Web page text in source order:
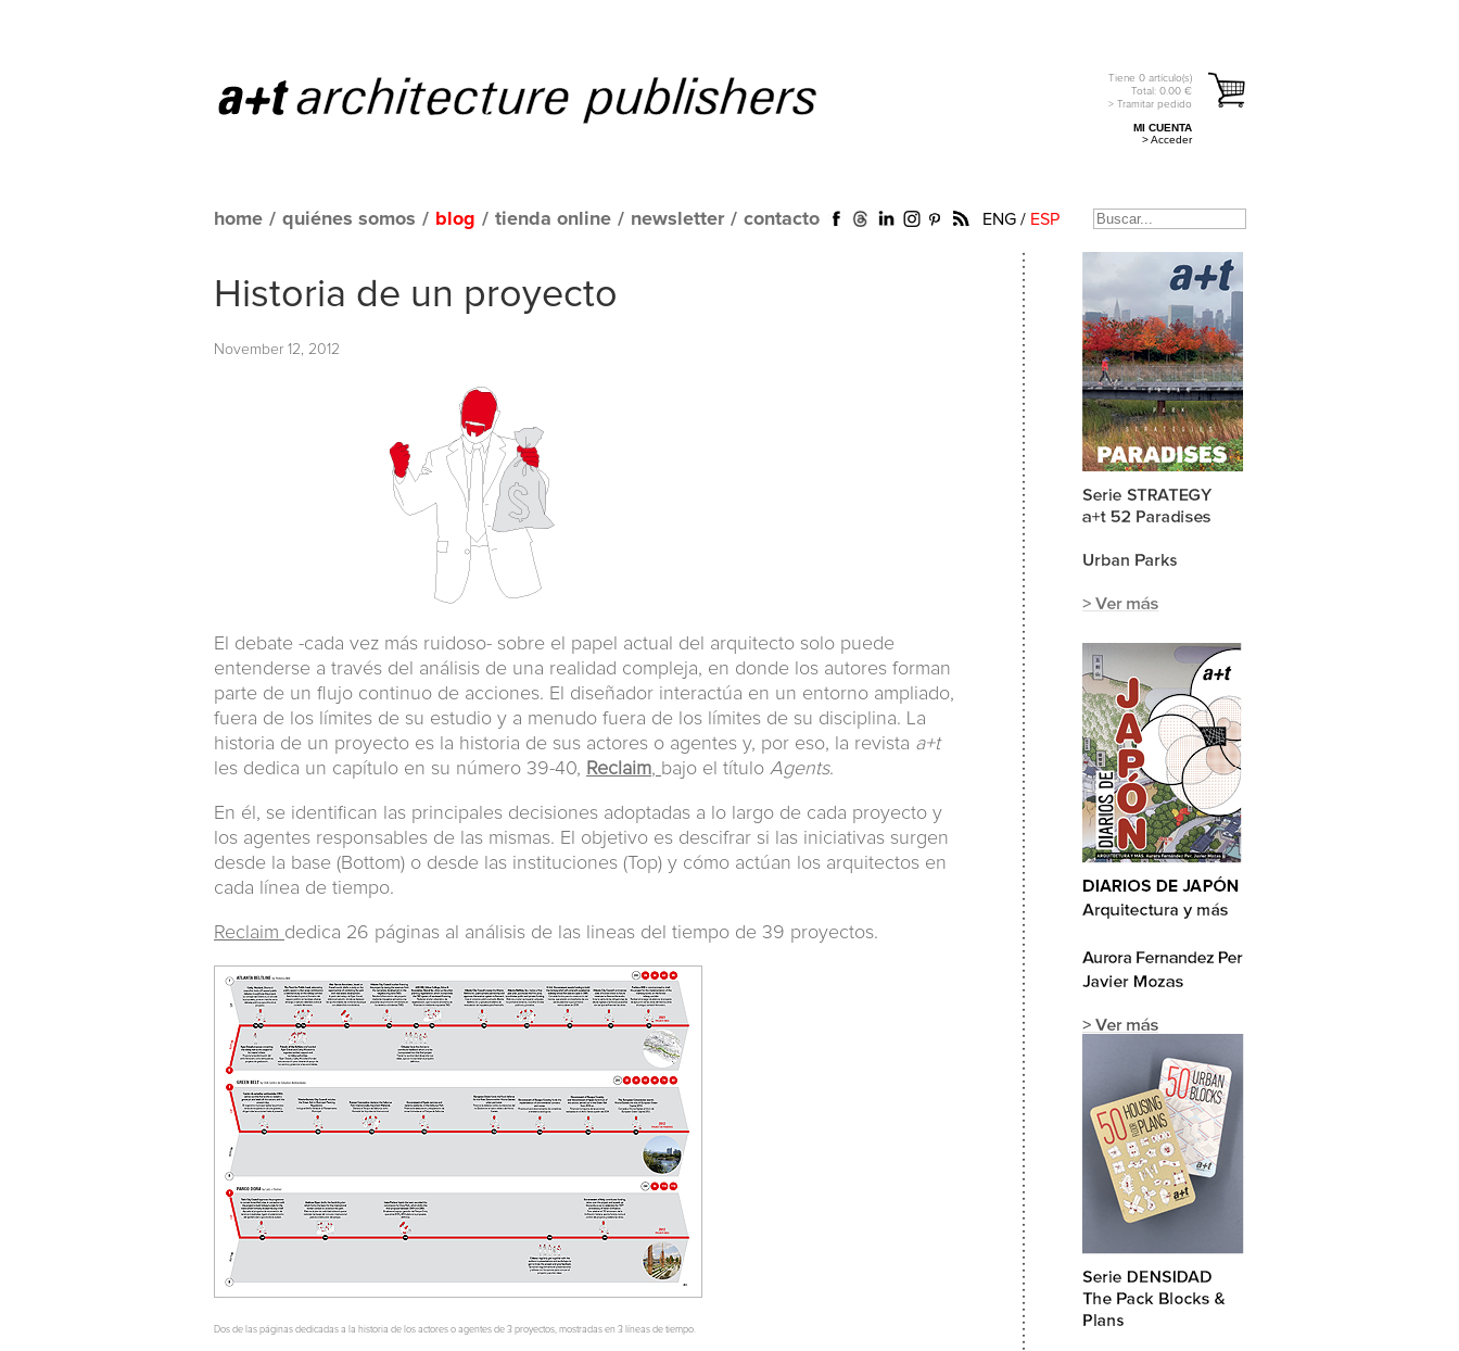
Tiene 0 artículo(s)
Total: 0.00 €
> Tramitar pedido
MI CUENTA
> Acceder
home / quiénes somos / blog / tienda online / newsletter / contacto ENG / ESP
Historia de un proyecto
November 12, 2012
El debate -cada vez más ruidoso- sobre el papel actual del arquitecto solo puede
entenderse a través del análisis de una realidad compleja, en donde los autores forman
parte de un flujo continuo de acciones. El diseñador interactúa en un entorno ampliado,
fuera de los límites de su estudio y a menudo fuera de los límites de su disciplina. La
historia de un proyecto es la historia de sus actores o agentes y, por eso, la revista a+t
les dedica un capítulo en su número 39-40, Reclaim, bajo el título Agents.
En él, se identifican las principales decisiones adoptadas a lo largo de cada proyecto y
los agentes responsables de las mismas. El objetivo es descifrar si las iniciativas surgen
desde la base (Bottom) o desde las instituciones (Top) y cómo actúan los arquitectos en
cada línea de tiempo.
Reclaim dedica 26 páginas al análisis de las lineas del tiempo de 39 proyectos.
Dos de las páginas dedicadas a la historia de los actores o agentes de 3 proyectos, mostradas en 3 líneas de tiempo.